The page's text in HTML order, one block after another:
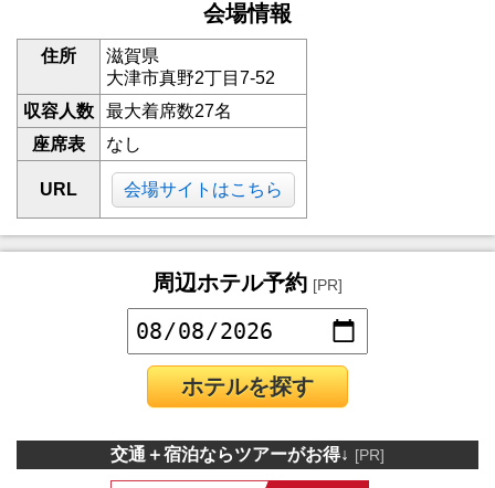
会場情報
住所
滋賀県
大津市真野2丁目7-52
収容人数
最大着席数27名
座席表
なし
URL 会場サイトはこちら
周辺ホテル予約 [PR]
ホテルを探す
交通＋宿泊ならツアーがお得↓ [PR]